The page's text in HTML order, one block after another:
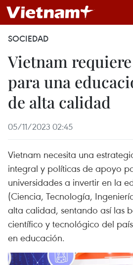
SOCIEDAD
Vietnam
para una
de alta calidad
05/11/2023 02:45
Vietnam necesita una
integral y políticas de apoyo
universidades a invertir en la
(Ciencia, Tecnología,
alta calidad, sentando así las
científico y tecnológico del
en educación.